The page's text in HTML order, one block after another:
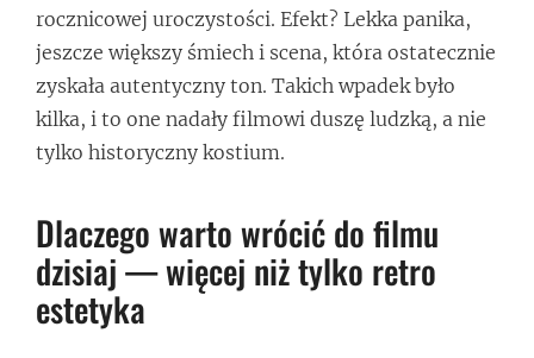
rocznicowej uroczystości. Efekt? Lekka panika,
jeszcze większy śmiech i scena, która ostatecznie
zyskała autentyczny ton. Takich wpadek było
kilka, i to one nadały filmowi duszę ludzką, a nie
tylko historyczny kostium.
Dlaczego warto wrócić do filmu
dzisiaj — więcej niż tylko retro
estetyka